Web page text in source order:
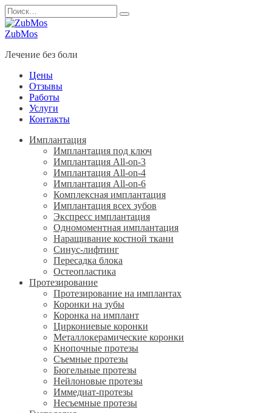
Перейти
к
содержанию
Search
for:
ZubMos
Лечение без боли
Цены
Отзывы
Работы
Услуги
Контакты
Имплантация
Имплантация под ключ
Имплантация All-on-3
Имплантация All-on-4
Имплантация All-on-6
Комплексная имплантация
Имплантация всех зубов
Экспресс имплантация
Одномоментная имплантация
Наращивание костной ткани
Синус-лифтинг
Пересадка блока
Остеопластика
Протезирование
Протезирование на имплантах
Коронки на зубы
Коронка на имплант
Циркониевые коронки
Металлокерамические коронки
Кнопочные протезы
Съемные протезы
Бюгельные протезы
Нейлоновые протезы
Иммедиат-протезы
Несъемные протезы